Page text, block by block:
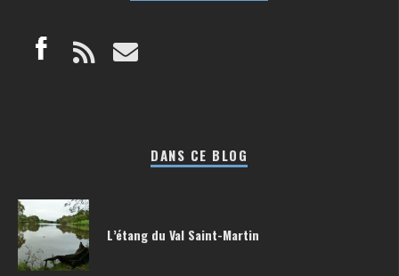
DANS CE BLOG
L’étang du Val Saint-Martin